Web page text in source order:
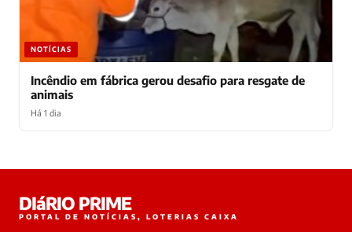
NOTÍCIAS
Incêndio em fábrica gerou desafio para resgate de
animais
Há 1 dia
online
DIáRIO PRIME
PORTAL DE NOTÍCIAS, LOTERIAS CAIXA